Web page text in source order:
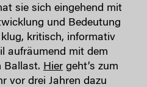
sie sich eingehend mit
und Bedeutung
kritisch, informativ
aufräumend mit dem
Ballast. Hier geht’s zum
vor drei Jahren dazu